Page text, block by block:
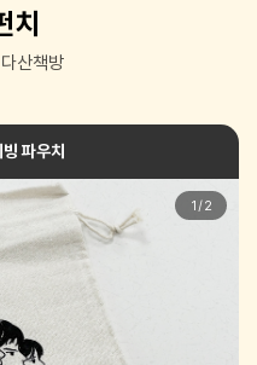
치
다산책방
파우치
1 /2